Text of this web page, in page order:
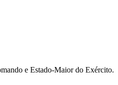
e Estado-Maior do Exército.